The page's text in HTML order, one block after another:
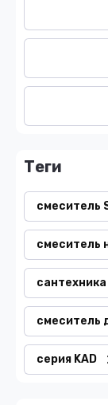
теги
смеситель
смеситель
смеситель
серия KAD